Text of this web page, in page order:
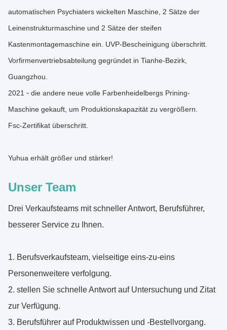
automatischen Psychiaters wickelten Maschine, 2 Sätze der
Leinenstrukturmaschine und 2 Sätze der steifen
Kastenmontagemaschine ein. UVP-Bescheinigung überschritt.
Vorfirmenvertriebsabteilung gegründet in Tianhe-Bezirk,
Guangzhou.
2021 - die andere neue volle Farbenheidelbergs Prining-
Maschine gekauft, um Produktionskapazität zu vergrößern.
Fsc-Zertifikat überschritt.
Yuhua erhält größer und stärker!
Unser Team
Drei Verkaufsteams mit schneller Antwort, Berufsführer,
besserer Service zu Ihnen.
1. Berufsverkaufsteam, vielseitige eins-zu-eins
Personenweitere verfolgung.
2. stellen Sie schnelle Antwort auf Untersuchung und Zitat
zur Verfügung.
3. Berufsführer auf Produktwissen und -Bestellvorgang.